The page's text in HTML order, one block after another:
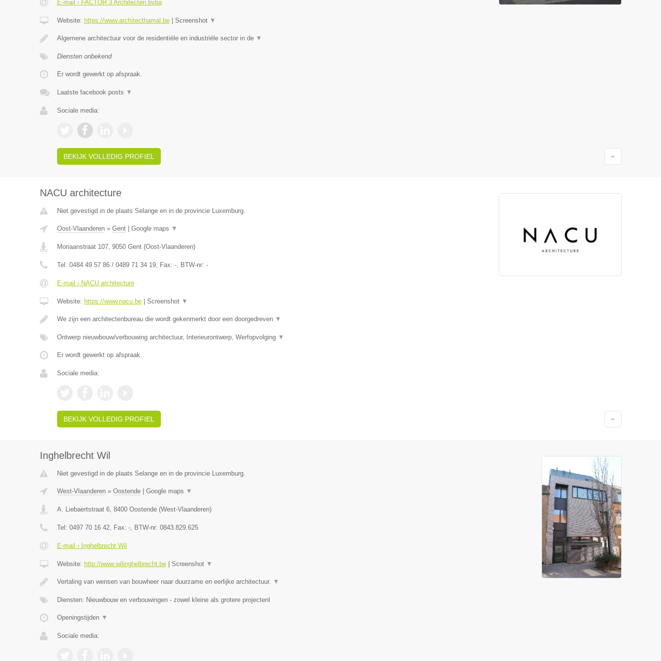
E-mail › FACTOR 3 Architecten bvba
Website: https://www.architecthamal.be| Screenshot ▼
Algemene architectuur voor de residentiële en industriële sector in de ▼
Diensten onbekend
Er wordt gewerkt op afspraak.
Laatste facebook posts ▼
Sociale media:
BEKIJK VOLLEDIG PROFIEL
NACU architecture
Niet gevestigd in de plaats Selange en in de provincie Luxemburg.
Oost-Vlaanderen» Gent| Google maps ▼
Moriaanstraat 107, 9050 Gent(Oost-Vlaanderen)
Tel: 0484 49 57 86 / 0489 71 34 19, Fax: -, BTW-nr: -
E-mail › NACU architecture
Website: https://www.nacu.be| Screenshot ▼
We zijn een architectenbureau die wordt gekenmerkt door een doorgedreven ▼
Ontwerp nieuwbouw/verbouwing architectuur, Interieurontwerp, Werfopvolging ▼
Er wordt gewerkt op afspraak.
Sociale media:
BEKIJK VOLLEDIG PROFIEL
Inghelbrecht Wil
Niet gevestigd in de plaats Selange en in de provincie Luxemburg.
West-Vlaanderen» Oostende| Google maps ▼
A. Liebaertstraat 6, 8400 Oostende(West-Vlaanderen)
Tel: 0497 70 16 42, Fax: -, BTW-nr: 0843.829.625
E-mail › Inghelbrecht Wil
Website: http://www.wilinghelbrecht.be| Screenshot ▼
Vertaling van wensen van bouwheer naar duurzame en eerlijke architectuur. ▼
Diensten: Nieuwbouw en verbouwingen - zowel kleine als grotere projectenl
Openingstijden ▼
Sociale media: